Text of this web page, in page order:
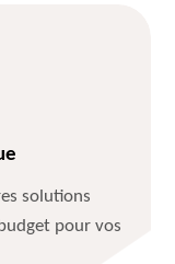
solutions
pour vos